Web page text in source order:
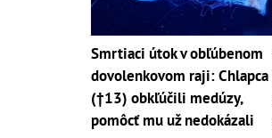
Smrtiaci útok v obľúbenom
dovolenkovom raji: Chlapca
(†13) obkľúčili medúzy,
pomôcť mu už nedokázali